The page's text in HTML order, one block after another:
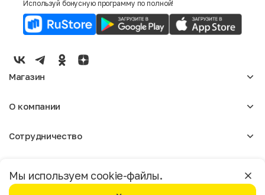
E-mail
Мужской
Женский
Мы используем cookie-файлы.
Москва
Используй бонусную программу по полной!
Магазин
Мужское
О компании
Отзывы
Магазины
Сотрудничество
Реклама
Доставка и оплата
Бонусная программа